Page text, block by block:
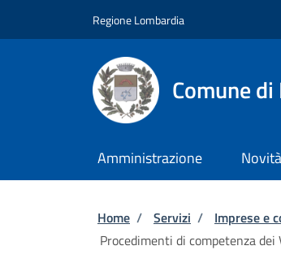
Regione Lombardia
Comune
Amministrazione Novità
Briciole di
Home / Servizi / Imprese e
Procedimenti di competenza